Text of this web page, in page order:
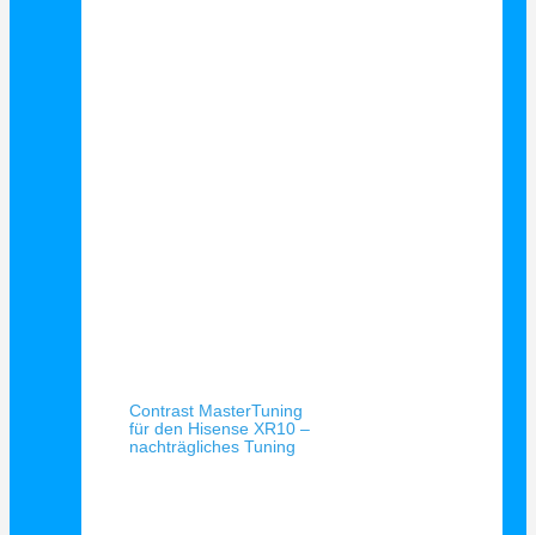
Contrast MasterTuning
für den Hisense XR10 –
nachträgliches Tuning